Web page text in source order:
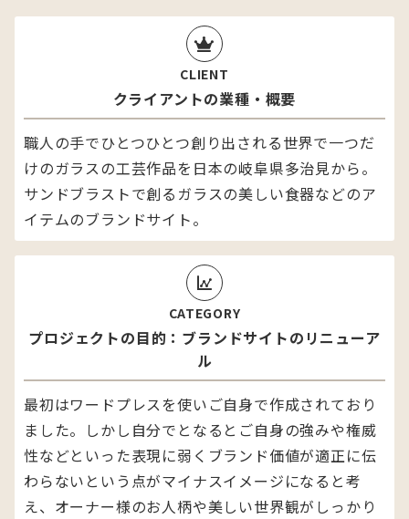
CLIENT
クライアントの業種・概要
職人の手でひとつひとつ創り出される世界で一つだ
けのガラスの工芸作品を日本の岐阜県多治見から。
サンドブラストで創るガラスの美しい食器などのア
イテムのブランドサイト。
CATEGORY
プロジェクトの目的：ブランドサイトのリニューア
ル
最初はワードプレスを使いご自身で作成されており
ました。しかし自分でとなるとご自身の強みや権威
性などといった表現に弱くブランド価値が適正に伝
わらないという点がマイナスイメージになると考
え、オーナー様のお人柄や美しい世界観がしっかり